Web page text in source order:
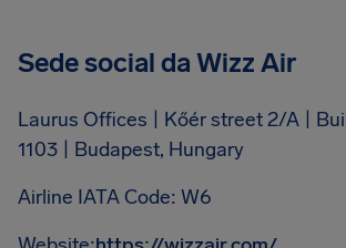
Sede social da Wizz Air
Laurus Offices | Kőér street 2/A |
1103 | Budapest, Hungary
Airline IATA Code: W6